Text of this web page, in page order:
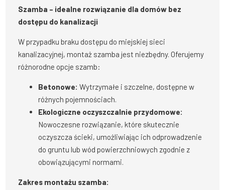
Szamba – idealne rozwiązanie dla domów bez
dostępu do kanalizacji
W przypadku braku dostępu do miejskiej sieci
kanalizacyjnej, montaż szamba jest niezbędny. Oferujemy
różnorodne opcje szamb:
Betonowe: Wytrzymałe i szczelne, dostępne w
różnych pojemnościach.
Ekologiczne oczyszczalnie przydomowe:
Nowoczesne rozwiązanie, które skutecznie
oczyszcza ścieki, umożliwiając ich odprowadzenie
do gruntu lub wód powierzchniowych zgodnie z
obowiązującymi normami.
Zakres montażu szamba: